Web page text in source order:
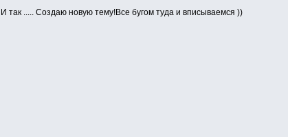
И так ..... Создаю новую тему!Все бугом туда и вписываемся ))